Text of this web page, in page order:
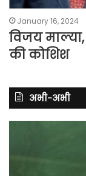
January 16, 2024
विजय
की कोशिश
अभी-अभी